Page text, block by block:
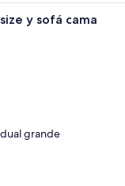
habitación de hotel con
y sofá cama
grande